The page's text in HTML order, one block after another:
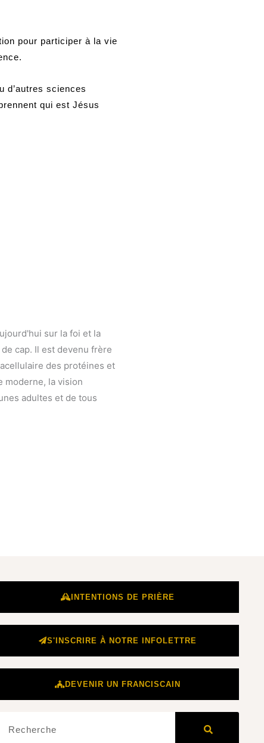
pour participer à la vie
d’autres sciences
qui est Jésus
sur la foi et la
cap. Il est devenu frère
des protéines et
moderne, la vision
adultes et de tous
INTENTIONS DE PRIÈRE
S'INSCRIRE À NOTRE INFOLETTRE
DEVENIR UN FRANCISCAIN